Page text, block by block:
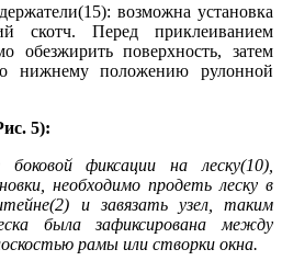
возможна установка
скотч. Перед приклеиванием
обезжирить поверхность, затем
нижнему положению рулонной
5):
фиксации на леску(10),
необходимо продеть леску в
и завязать узел, таким
была зафиксирована между
рамы или створки окна.